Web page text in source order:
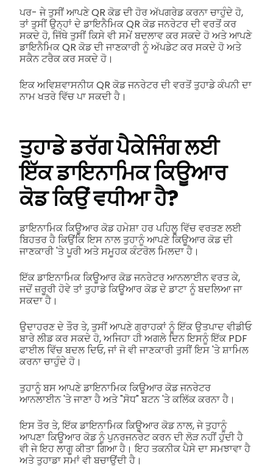
ਪਰ- ਜੇ ਤੁਸੀਂ ਆਪਣੇ QR ਕੋਡ ਦੀ ਹੋਰ ਅੱਪਗਰੇਡ ਕਰਨਾ ਚਾਹੁੰਦੇ ਹੋ,
ਤਾਂ ਤੁਸੀਂ ਉਨ੍ਹਾਂ ਦੇ ਡਾਇਨੈਮਿਕ QR ਕੋਡ ਜਨਰੇਟਰ ਦੀ ਵਰਤੋਂ ਕਰ
ਸਕਦੇ ਹੋ, ਜਿੱਥੇ ਤੁਸੀਂ ਕਿਸੇ ਵੀ ਸਮੇਂ ਬਦਲਾਵ ਕਰ ਸਕਦੇ ਹੋ ਅਤੇ ਆਪਣੇ
ਡਾਇਨੈਮਿਕ QR ਕੋਡ ਦੀ ਜਾਣਕਾਰੀ ਨੂੰ ਅੱਪਡੇਟ ਕਰ ਸਕਦੇ ਹੋ ਅਤੇ
ਸਕੈਨ ਟਰੈਕ ਕਰ ਸਕਦੇ ਹੋ।
ਇਕ ਅਵਿਸ਼ਵਾਸਨੀਯ QR ਕੋਡ ਜਨਰੇਟਰ ਦੀ ਵਰਤੋਂ ਤੁਹਾਡੇ ਕੰਪਨੀ ਦਾ
ਨਾਮ ਖਤਰੇ ਵਿੱਚ ਪਾ ਸਕਦੀ ਹੈ।
ਤੁਹਾਡੇ ਡਰੱਗ ਪੈਕੇਜਿੰਗ ਲਈ
ਇੱਕ ਡਾਇਨਾਮਿਕ ਕਿਊਆਰ
ਕੋਡ ਕਿਉਂ ਵਧੀਆ ਹੈ?
ਡਾਇਨਾਮਿਕ ਕਿਊਆਰ ਕੋਡ ਹਮੇਸ਼ਾ ਹਰ ਪਹਿਲੂ ਵਿੱਚ ਵਰਤਣ ਲਈ
ਬਿਹਤਰ ਹੈ ਕਿਉਂਕਿ ਇਸ ਨਾਲ ਤੁਹਾਨੂੰ ਆਪਣੇ ਕਿਊਆਰ ਕੋਡ ਦੀ
ਜਾਣਕਾਰੀ 'ਤੇ ਪੂਰੀ ਅਤੇ ਸਮੂਹਕ ਕੰਟਰੋਲ ਮਿਲਦਾ ਹੈ।
ਇੱਕ ਡਾਇਨਾਮਿਕ ਕਿਊਆਰ ਕੋਡ ਜਨਰੇਟਰ ਆਨਲਾਈਨ ਵਰਤ ਕੇ,
ਜਦੋਂ ਜ਼ਰੂਰੀ ਹੋਵੇ ਤਾਂ ਤੁਹਾਡੇ ਕਿਊਆਰ ਕੋਡ ਦੇ ਡਾਟਾ ਨੂੰ ਬਦਲਿਆ ਜਾ
ਸਕਦਾ ਹੈ।
ਉਦਾਹਰਣ ਦੇ ਤੌਰ ਤੇ, ਤੁਸੀਂ ਆਪਣੇ ਗ੍ਰਾਹਕਾਂ ਨੂੰ ਇੱਕ ਉਤਪਾਦ ਵੀਡੀਓ
ਬਾਰੇ ਲੀਡ ਕਰ ਸਕਦੇ ਹੋ, ਅਜਿਹਾ ਹੀ ਅਗਲੇ ਦਿਨ ਇਸਨੂੰ ਇੱਕ PDF
ਫਾਈਲ ਵਿੱਚ ਬਦਲ ਦਿਓ, ਜਾਂ ਜੋ ਵੀ ਜਾਣਕਾਰੀ ਤੁਸੀਂ ਇਸ 'ਤੇ ਸ਼ਾਮਿਲ
ਕਰਨਾ ਚਾਹੁੰਦੇ ਹੋ।
ਤੁਹਾਨੂੰ ਬਸ ਆਪਣੇ ਡਾਇਨਾਮਿਕ ਕਿਊਆਰ ਕੋਡ ਜਨਰੇਟਰ
ਆਨਲਾਈਨ 'ਤੇ ਜਾਣਾ ਹੈ ਅਤੇ "ਸੋਧ" ਬਟਨ 'ਤੇ ਕਲਿੱਕ ਕਰਨਾ ਹੈ।
ਇਸ ਤੌਰ ਤੇ, ਇੱਕ ਡਾਇਨਾਮਿਕ ਕਿਊਆਰ ਕੋਡ ਨਾਲ, ਜੇ ਤੁਹਾਨੂੰ
ਆਪਣਾ ਕਿਊਆਰ ਕੋਡ ਨੂੰ ਪੁਨਰਜਨਰੇਟ ਕਰਨ ਦੀ ਲੋੜ ਨਹੀਂ ਹੁੰਦੀ ਹੈ
ਵੀ ਜੇ ਇਹ ਲਾਗੂ ਕੀਤਾ ਗਿਆ ਹੈ। ਇਹ ਤਕਨੀਕ ਪੈਸੇ ਦਾ ਸਮਝਾਵਾ ਹੈ
ਅਤੇ ਤੁਹਾਡਾ ਸਮਾਂ ਵੀ ਬਚਾਉਂਦੀ ਹੈ।